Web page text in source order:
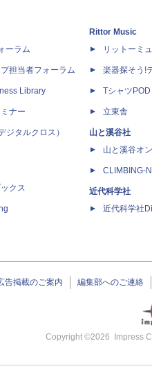
ーラム
担当者フォーラム
Library
ナー
ジタルクロス）
クス
Rittor Music
リットーミ
楽器探そう!
Tシャツ
立東舎
山と溪谷社
山と溪谷オ
CLIMBING-
近代科学社
近代科学社
告掲載のご案内 編集部へのご連絡
Copyright ©2026 Impress